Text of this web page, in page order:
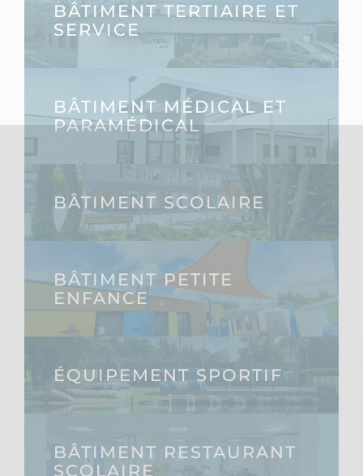
BÂTIMENT TERTIAIRE ET
SERVICE
BÂTIMENT MÉDICAL ET
PARAMÉDICAL
BÂTIMENT SCOLAIRE
BÂTIMENT PETITE
ENFANCE
ÉQUIPEMENT SPORTIF
BÂTIMENT RESTAURANT
SCOLAIRE